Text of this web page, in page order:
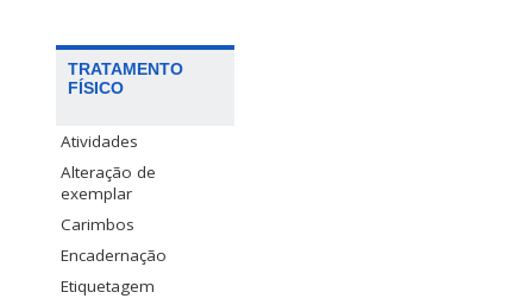
TRATAMENTO
FÍSICO
Atividades
Alteração de
exemplar
Carimbos
Encadernação
Etiquetagem